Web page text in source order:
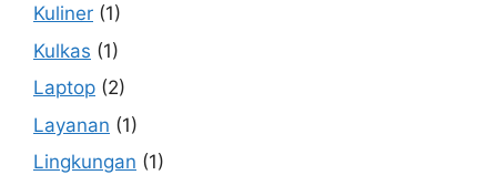
Kuliner (1)
Kulkas (1)
Laptop (2)
Layanan (1)
Lingkungan (1)